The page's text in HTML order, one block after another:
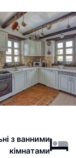
з ванними
кімнатами